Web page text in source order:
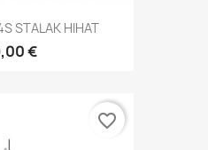
STALAK HIHAT
€
favorite_border